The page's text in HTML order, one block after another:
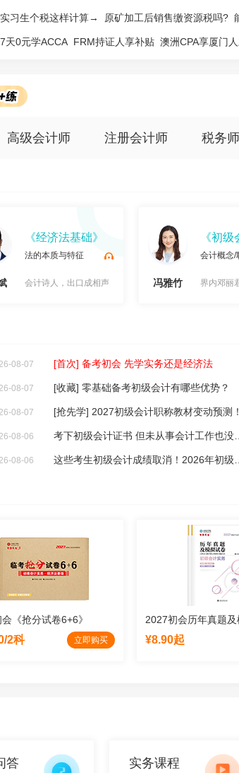
实习生个税这样计算→ 原矿加工后销售缴资源税吗?
7天0元学ACCA FRM持证人享补贴 澳洲CPA享厦门
高级会计师 注册会计师 税务师
《经济法基础》
法的本质与特征
会计诗人，出口成相声 冯雅竹
《初级
会计概念/
界内邓丽
08-07 [首次] 备考初会 先学实务还是经济法
08-07 [收藏] 零基础备考初级会计有哪些优势？
08-07 [抢先学] 2027初级会计职称教材变动预测！
08-06
08-06
《抢分试卷6+6》
2科 立即购买
2027初会历年真题及
¥8.90起
答 实务课程